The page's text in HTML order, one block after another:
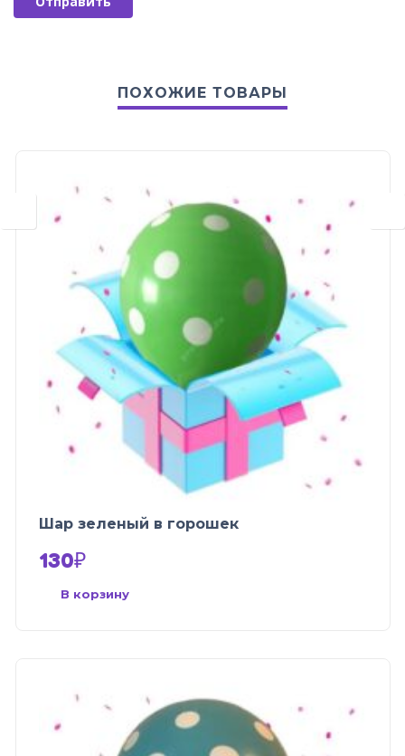
ПОХОЖИЕ ТОВАРЫ
Шар зеленый в горошек
130₽
В корзину